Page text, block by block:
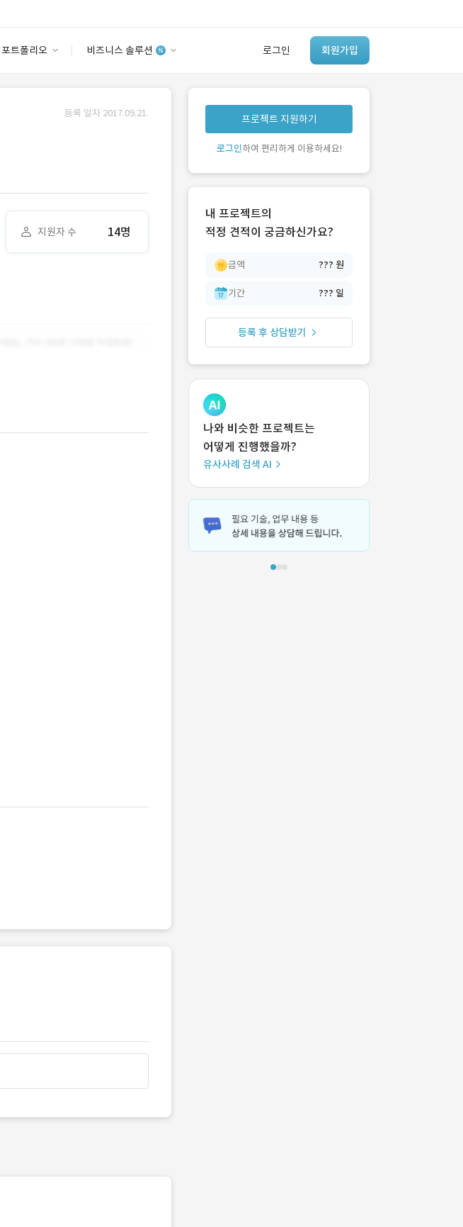
포트폴리오 비즈니스 솔루션 로그인 회원가입
안심 코드 케어
유사사례 검색 AI
‘이런 거’ 만들어본
개발 회사 있어?
등록 일자 2017.09.21.
지원자 수 14명
프로젝트 지원하기
로그인하여 편리하게 이용하세요!
내 프로젝트의
적정 견적이 궁금하신가요?
금액 ??? 원
기간 ??? 일
등록 후 상담받기
나와 비슷한 프로젝트는
어떻게 진행했을까?
유사사례 검색 AI